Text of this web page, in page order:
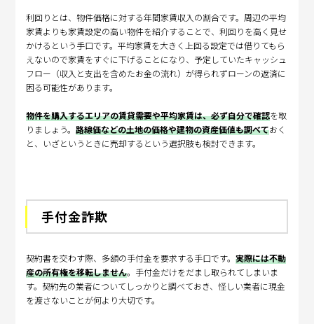
利回りとは、物件価格に対する年間家賃収入の割合です。周辺の平均
家賃よりも家賃設定の高い物件を紹介することで、利回りを高く見せ
かけるという手口です。平均家賃を大きく上回る設定では借りてもら
えないので家賃をすぐに下げることになり、予定していたキャッシュ
フロー（収入と支出を含めたお金の流れ）が得られずローンの返済に
困る可能性があります。
物件を購入するエリアの賃貸需要や平均家賃は、必ず自分で確認を取
りましょう。路線価などの土地の価格や建物の資産価値も調べておく
と、いざというときに売却するという選択肢も検討できます。
手付金詐欺
契約書を交わす際、多額の手付金を要求する手口です。実際には不動
産の所有権を移転しません。手付金だけをだまし取られてしまいま
す。契約先の業者についてしっかりと調べておき、怪しい業者に現金
を渡さないことが何より大切です。